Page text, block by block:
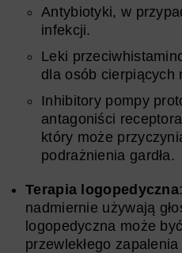
Antybiotyki, w
infekcji.
Leki
dla osób cierpiących
Inhibitory pompy
antagoniści
który może
podrażnienia gardła.
Terapia logopedyczna
nadmiernie używają
logopedyczna może
przewlekłego